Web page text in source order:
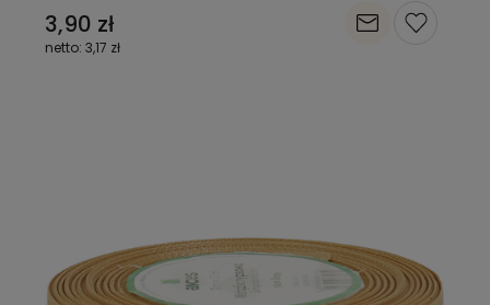
3,90 zł
3,17 zł